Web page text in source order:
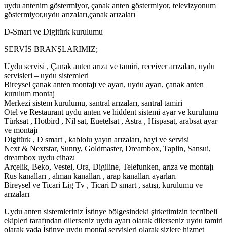
uydu antenim göstermiyor, çanak anten göstermiyor, televizyonum
göstermiyor,uydu arızaları,çanak arızaları
D-Smart ve Digitürk kurulumu
SERVİS BRANŞLARIMIZ;
Uydu servisi , Çanak anten arıza ve tamiri, receiver arızaları, uydu
servisleri – uydu sistemleri
Bireysel çanak anten montajı ve ayarı, uydu ayarı, çanak anten
kurulum montaj
Merkezi sistem kurulumu, santral arızaları, santral tamiri
Otel ve Restaurant uydu anten ve hiddent sistemi ayar ve kurulumu
Türksat , Hotbird , Nil sat, Euetelsat , Astra , Hispasat, arabsat ayar
ve montajı
Digitürk , D smart , kablolu yayın arızaları, bayi ve servisi
Next & Nextstar, Sunny, Goldmaster, Dreambox, Taplin, Sansui,
dreambox uydu cihazı
Arçelik, Beko, Vestel, Ora, Digiline, Telefunken, arıza ve montajı
Rus kanalları , alman kanalları , arap kanalları ayarları
Bireysel ve Ticari Lig Tv , Ticari D smart , satışı, kurulumu ve
arızaları
Uydu anten sistemleriniz İstinye bölgesindeki şirketimizin tecrübeli
ekipleri tarafından dilerseniz uydu ayarı olarak dilerseniz uydu tamiri
olarak yada İstinye uydu montaj servisleri olarak sizlere hizmet